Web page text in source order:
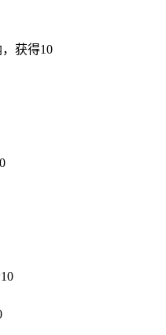
，获得10
10